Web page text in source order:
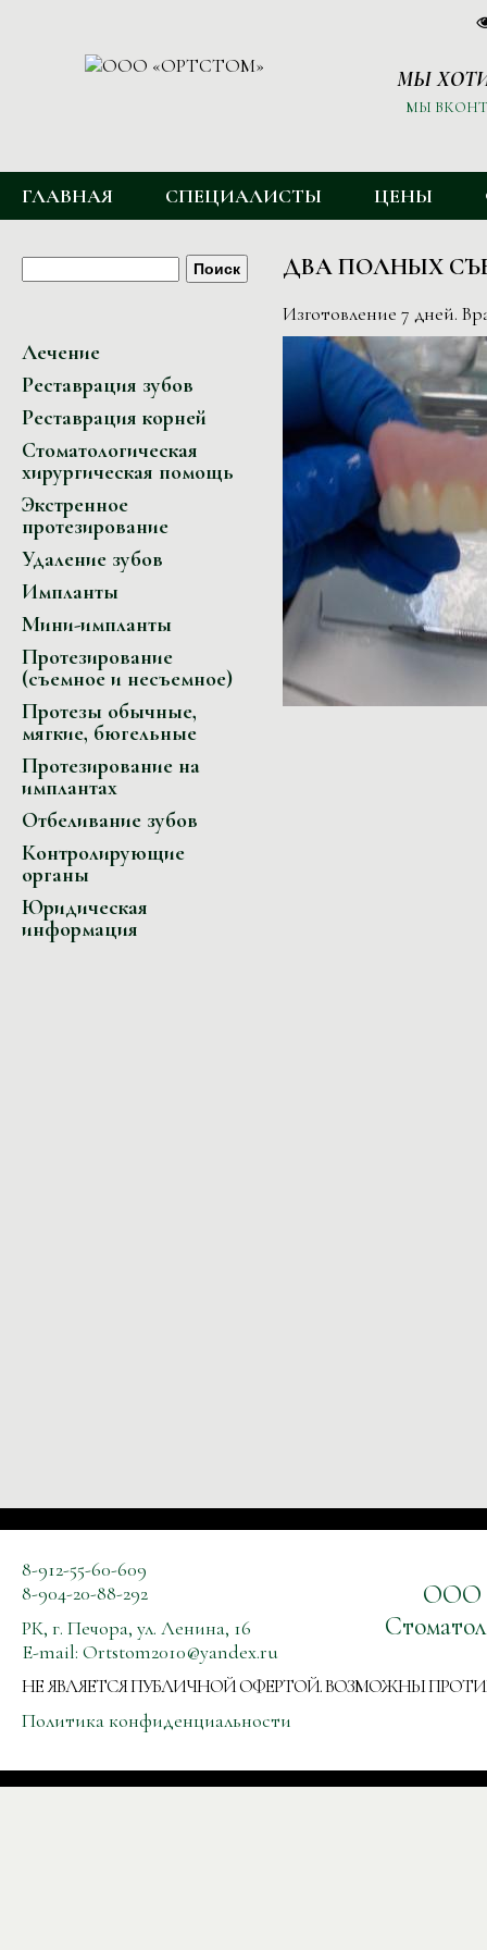
МЫ
МЫ
ГЛАВНОЕ МЕНЮ
ГЛАВНАЯ СПЕЦИАЛИСТЫ ЦЕНЫ
ФОРМА ПОИСКА
Поиск
Лечение
Реставрация зубов
Реставрация корней
Стоматологическая
хирургическая помощь
Экстренное
протезирование
Удаление зубов
Импланты
Мини-импланты
Протезирование
(съемное и несъемное)
Протезы обычные,
мягкие, бюгельные
Протезирование на
имплантах
Отбеливание зубов
Контролирующие
органы
Юридическая
информация
ДВА ПОЛНЫХ
Изготовление 7 дней.
8-912-55-60-609
8-904-20-88-292
РК, г. Печора, ул. Ленина, 16
E-mail: Ortstom2010@yandex.ru
ООО
НЕ ЯВЛЯЕТСЯ ПУБЛИЧНОЙ ОФЕРТОЙ. ВОЗМОЖНЫ
Политика конфиденциальности